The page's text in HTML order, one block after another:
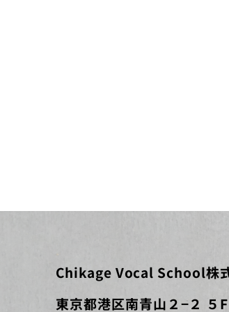
Chikage Vocal School株
​東京都港区南青山２−２ ５F